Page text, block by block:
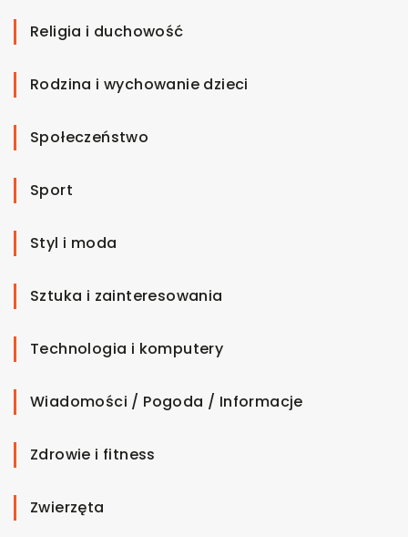
Religia i duchowość
Rodzina i wychowanie dzieci
Społeczeństwo
Sport
Styl i moda
Sztuka i zainteresowania
Technologia i komputery
Wiadomości / Pogoda / Informacje
Zdrowie i fitness
Zwierzęta